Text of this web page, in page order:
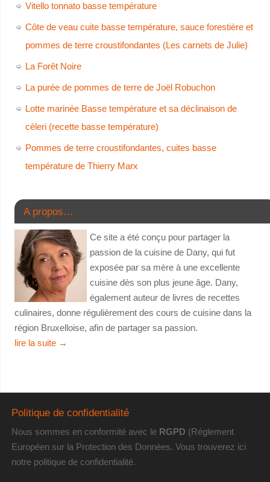
Vitello tonnato basse température
Côte de veau cuite basse température, sauce forestière et
pommes de terre croustifondantes (Les carnets de Julie)
La Forêt Noire
La purée de pommes de terre de Joël Robuchon
Lotte marinée Basse température et sa déclinaison de
cèleri (recette basse température)
Pommes de terre croustifondantes, cuites basse
température de Thierry Marx
A propos…
Ce site a été conçu pour partager la
passion de la cuisine de Dany, qui fut
exposée par sa mère à une excellente
cuisine dès son plus jeune âge. Dany,
également auteur de livres de recettes
culinaires, donne régulièrement des cours de cuisine dans la
région Bruxelloise, afin de partager sa passion.
lire la suite →
Politique de confidentialité
Nous sommes en conformité avec le RGPD (Réglement
Européen sur la Protection des Données. Vous trouverez ici
notre politique de confidentialité.